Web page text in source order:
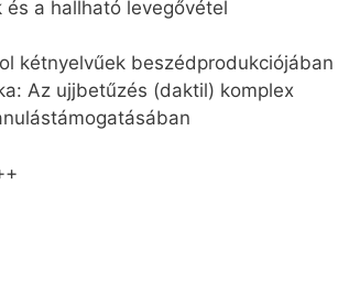
és a hallható levegővétel
kétnyelvűek beszédprodukciójában
Az ujjbetűzés (daktil) komplex